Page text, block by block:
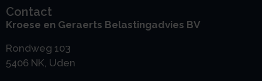
Contact
Kroese en Geraerts Belastingadvies BV
Rondweg 103
5406 NK, Uden